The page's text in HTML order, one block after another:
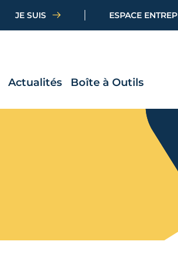
JE SUIS ESPACE
Actualités Boîte à Outils